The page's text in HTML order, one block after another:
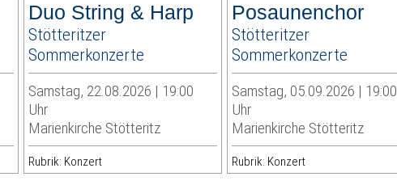
Duo String & Harp
Stötteritzer
Sommerkonzerte
Samstag, 22.08.2026 | 19:00
Uhr
Marienkirche Stötteritz
Rubrik: Konzert
Posaunenchor
Stötteritzer
Sommerkonzerte
Samstag, 05.09.2026 | 19:00
Uhr
Marienkirche Stötteritz
Rubrik: Konzert